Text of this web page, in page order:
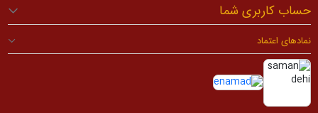
حساب کاربری شما
نمادهای اعتماد